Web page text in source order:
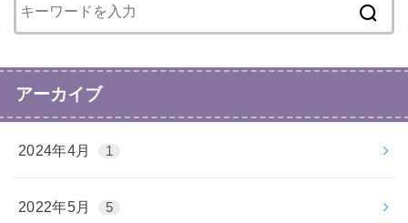
アーカイブ
2024年4月 1
2022年5月 5